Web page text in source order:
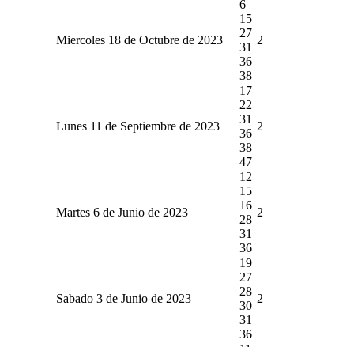
Miercoles 18 de Octubre de 2023
6
15
27
31
36
38
2
Lunes 11 de Septiembre de 2023
17
22
31
36
38
47
2
Martes 6 de Junio de 2023
12
15
16
28
31
36
2
Sabado 3 de Junio de 2023
19
27
28
30
31
36
2